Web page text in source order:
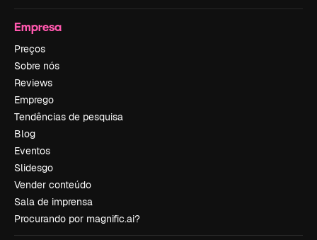
Empresa
Preços
Sobre nós
Reviews
Emprego
Tendências de pesquisa
Blog
Eventos
Slidesgo
Vender conteúdo
Sala de imprensa
Procurando por magnific.ai?